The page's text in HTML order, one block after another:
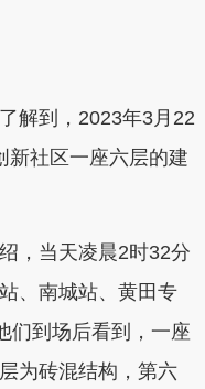
到，2023年3月22
新社区一座六层的建
当天凌晨2时32分
、南城站、黄田专
们到场后看到，一座
为砖混结构，第六